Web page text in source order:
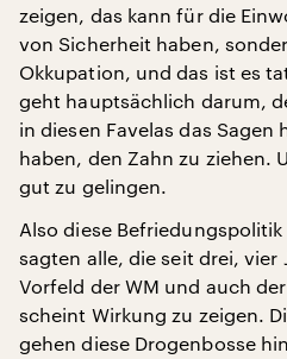
zeigen, das kann für die
von Sicherheit haben,
Okkupation, und das ist es
geht hauptsächlich darum,
in diesen Favelas das Sagen
haben, den Zahn zu ziehen.
gut zu gelingen.
Also diese Befriedungspolitik
sagten alle, die seit drei, vier
Vorfeld der WM und auch
scheint Wirkung zu zeigen.
gehen diese Drogenbosse